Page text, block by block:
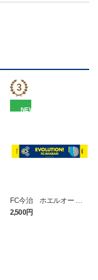
NEW
FC今治 ホエルオー タ
オルマフラー
2,500円